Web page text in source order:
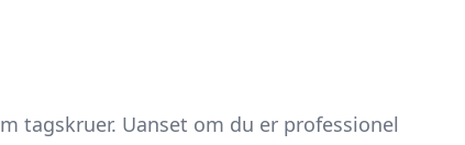
tagskruer. Uanset om du er professionel